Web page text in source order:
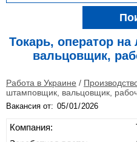
Токарь, оператор
вальцовщик,
Работа в Украине /
штамповщик, вальцовщик,
Вакансия от:
Компания: